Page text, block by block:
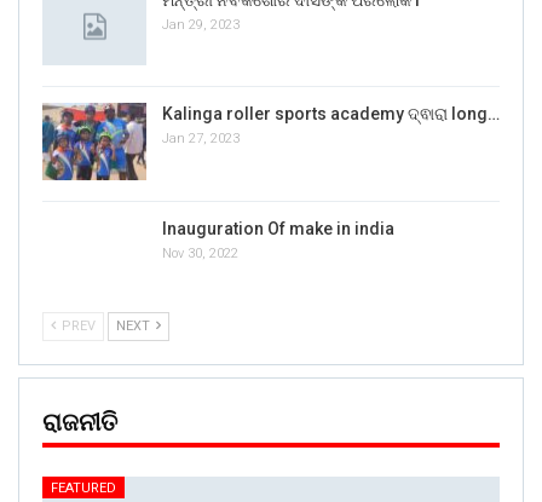
Jan 29, 2023
Kalinga roller sports academy ଦ୍ଵାରା long…
Jan 27, 2023
Inauguration Of make in india
Nov 30, 2022
PREV NEXT
ରାଜନୀତି
FEATURED